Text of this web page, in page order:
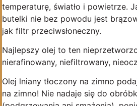
temperaturę, światło i powietrze.
butelki nie bez powodu jest
jak filtr przeciwsłoneczny.
Najlepszy olej to ten
nierafinowany, niefiltrowany,
Olej lniany tłoczony na zimno
na zimno! Nie nadaje się do